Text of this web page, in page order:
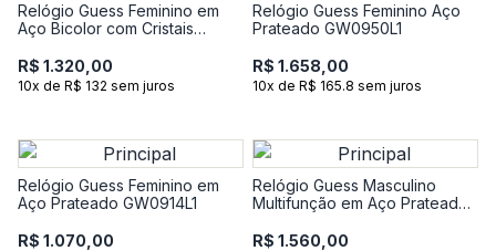
Relógio Guess Feminino em
Aço Bicolor com Cristais
R$ 1.320,00
10x de R$ 132 sem juros
Relógio Guess Feminino Aço
Prateado GW0950L1
R$ 1.658,00
10x de R$ 165.8 sem juros
Relógio Guess Feminino em
Aço Prateado GW0914L1
R$ 1.070,00
Relógio Guess Masculino
Multifunção em Aço Prateado
R$ 1.560,00